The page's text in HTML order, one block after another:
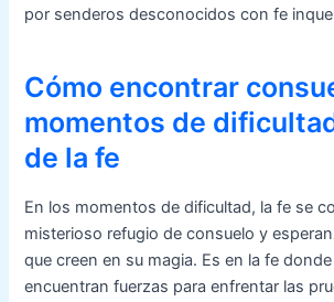
por senderos desconocidos con fe
Cómo encontrar
momentos de
de la fe
En los momentos de dificultad, la fe se
misterioso refugio de consuelo y
que creen en su magia. Es en la fe
encuentran fuerzas para enfrentar las